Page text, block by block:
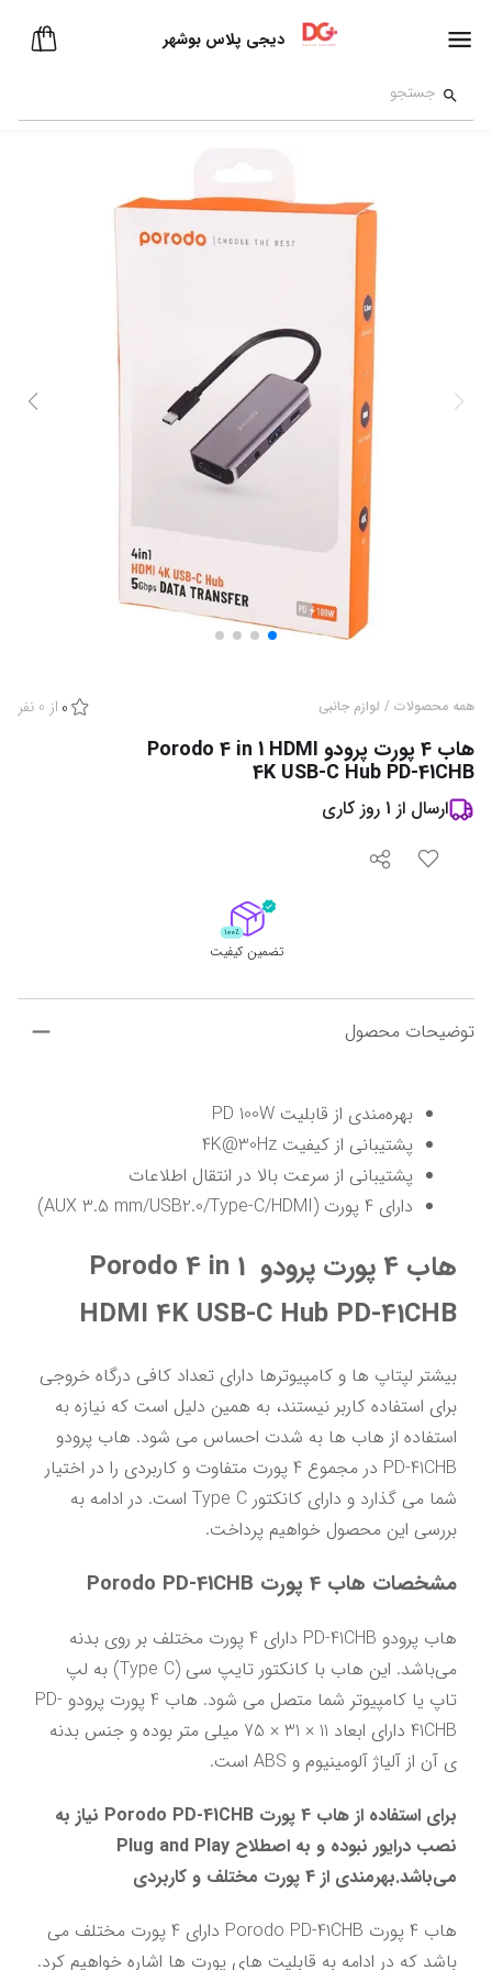
دیجی پلاس بوشهر
همه محصولات / لوازم جانبی 0 از 0 نفر
هاب 4 پورت پرودو Porodo 4 in 1 HDMI
4K USB-C Hub PD-41CHB
ارسال از 1 روز کاری
تضمین کیفیت
توضیحات محصول
بهره‌مندی از قابلیت PD 100W
پشتیبانی از کیفیت 4K@30Hz
پشتیبانی از سرعت بالا در انتقال اطلاعات
دارای 4 پورت (AUX 3.5 mm/USB2.0/Type-C/HDMI)
هاب 4 پورت پرودو Porodo 4 in 1
HDMI 4K USB-C Hub PD-41CHB
بررسی این محصول خواهیم پرداخت.
مشخصات هاب 4 پورت Porodo PD-41CHB
تاپ یا کامپیوتر شما متصل می شود. هاب 4 پورت پرودو PD-
ی آن از آلیاژ آلومینیوم و ABS است.
می‌باشد.بهرمندی از 4 پورت مختلف و کاربردی
باشد که در ادامه به قابلیت‌ های پورت ها اشاره خواهیم کرد.